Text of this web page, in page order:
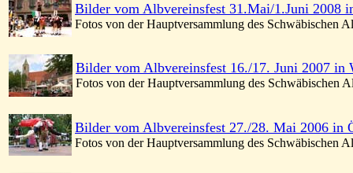
Bilder vom Albvereinsfest 31.Mai/1.Juni 2008
Fotos von der Hauptversammlung des Schwäbischen
Bilder vom Albvereinsfest 16./17. Juni 2007 in
Fotos von der Hauptversammlung des Schwäbischen
Bilder vom Albvereinsfest 27./28. Mai 2006 in
Fotos von der Hauptversammlung des Schwäbischen